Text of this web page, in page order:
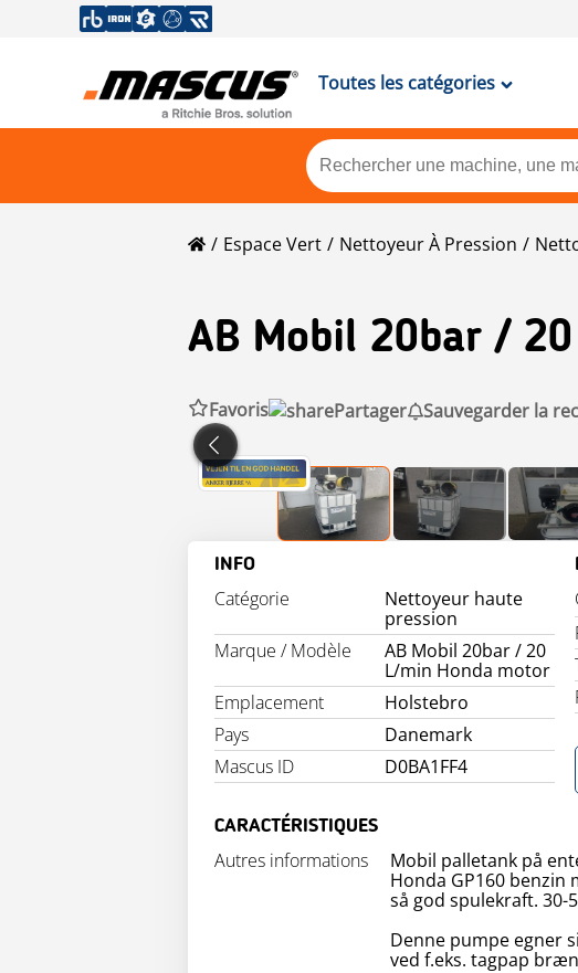
Toutes les catégories
Espace Vert Nettoyeur À Pression
AB Mobil 20bar /
Favoris
Partager Sauvegarder la
INFO
Catégorie
Nettoyeur haute
pression
Marque / Modèle
AB Mobil 20bar / 20
L/min Honda motor
Emplacement
Holstebro
Pays
Danemark
Mascus ID
D0BA1FF4
CARACTÉRISTIQUES
Autres informations
Mobil palletank på
Honda GP160 benzin
så god spulekraft.
Denne pumpe egner
ved f.eks. tagpap